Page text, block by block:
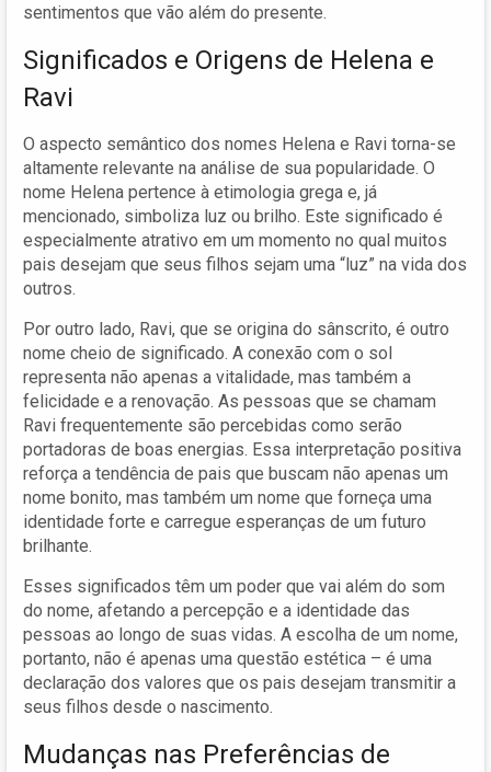
sentimentos que vão além do presente.
Significados e Origens de Helena e
Ravi
O aspecto semântico dos nomes Helena e Ravi torna-se
altamente relevante na análise de sua popularidade. O
nome Helena pertence à etimologia grega e, já
mencionado, simboliza luz ou brilho. Este significado é
especialmente atrativo em um momento no qual muitos
pais desejam que seus filhos sejam uma “luz” na vida dos
outros.
Por outro lado, Ravi, que se origina do sânscrito, é outro
nome cheio de significado. A conexão com o sol
representa não apenas a vitalidade, mas também a
felicidade e a renovação. As pessoas que se chamam
Ravi frequentemente são percebidas como serão
portadoras de boas energias. Essa interpretação positiva
reforça a tendência de pais que buscam não apenas um
nome bonito, mas também um nome que forneça uma
identidade forte e carregue esperanças de um futuro
brilhante.
Esses significados têm um poder que vai além do som
do nome, afetando a percepção e a identidade das
pessoas ao longo de suas vidas. A escolha de um nome,
portanto, não é apenas uma questão estética – é uma
declaração dos valores que os pais desejam transmitir a
seus filhos desde o nascimento.
Mudanças nas Preferências de